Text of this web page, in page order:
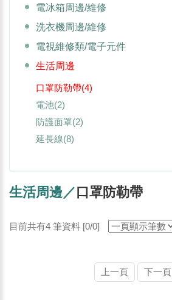
電冰箱周邊/維修
洗衣機周邊/維修
電視維修類/電子元件
生活周邊
口罩防勒帶(4)
電池(2)
防護面罩(2)
延長線(8)
生活周邊／口罩防勒帶
目前共有4 筆資料 [0/0]
上一頁 下一頁